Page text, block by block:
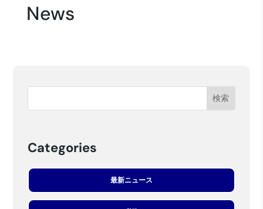
News
Categories
最新ニュース